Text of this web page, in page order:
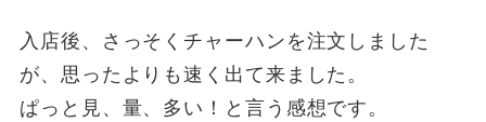
入店後、さっそくチャーハンを注文しました
が、思ったよりも速く出て来ました。
ぱっと見、量、多い！と言う感想です。